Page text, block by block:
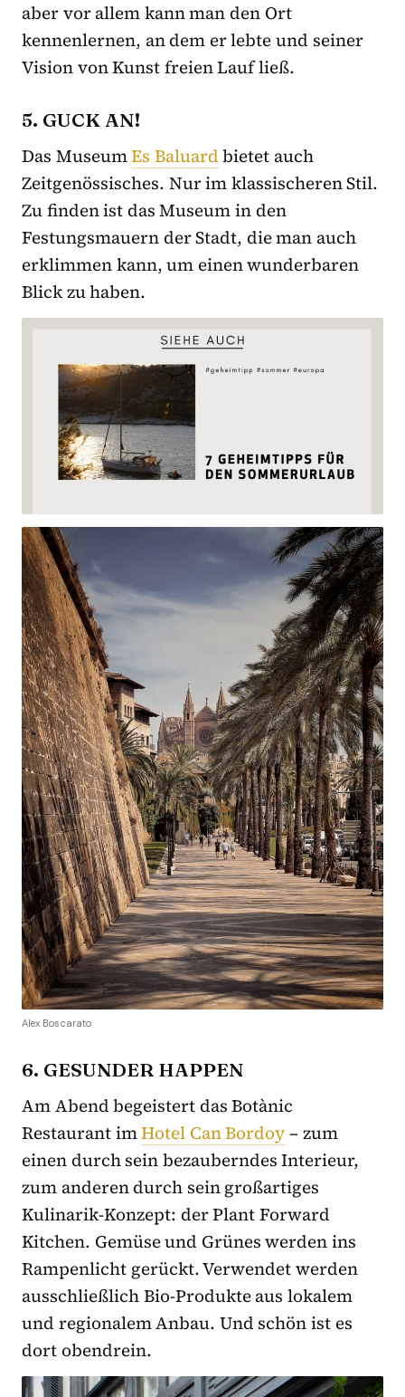
aber vor allem kann man den Ort
kennenlernen, an dem er lebte und seiner
Vision von Kunst freien Lauf ließ.
5. GUCK AN!
Das MuseumEs Baluardbietet auch
Zeitgenössisches. Nur im klassischeren Stil.
Zu finden ist das Museum in den
Festungsmauern der Stadt, die man auch
erklimmen kann, um einen wunderbaren
Blick zu haben.
Alex Boscarato
6. GESUNDER HAPPEN
Am Abend begeistert das Botànic
Restaurant imHotel Can Bordoy– zum
einen durch sein bezauberndes Interieur,
zum anderen durch sein großartiges
Kulinarik-Konzept: der Plant Forward
Kitchen. Gemüse und Grünes werden ins
Rampenlicht gerückt. Verwendet werden
ausschließlich Bio-Produkte aus lokalem
und regionalem Anbau. Und schön ist es
dort obendrein.